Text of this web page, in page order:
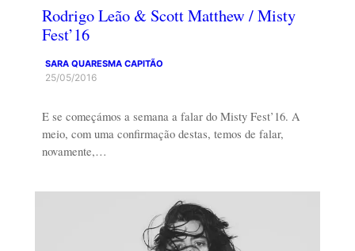
Rodrigo Leão & Scott Matthew / Misty
Fest’16
SARA QUARESMA CAPITÃO
25/05/2016
E se começámos a semana a falar do Misty Fest’16. A
meio, com uma confirmação destas, temos de falar,
novamente,…